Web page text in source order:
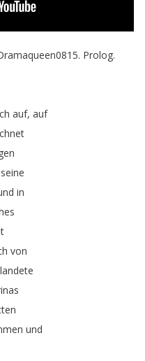
Prolog.
auf, auf
seine
in
von
landete
und